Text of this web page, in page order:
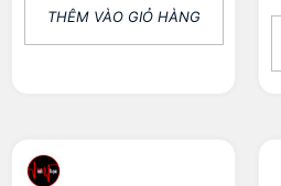
THÊM VÀO GIỎ HÀNG